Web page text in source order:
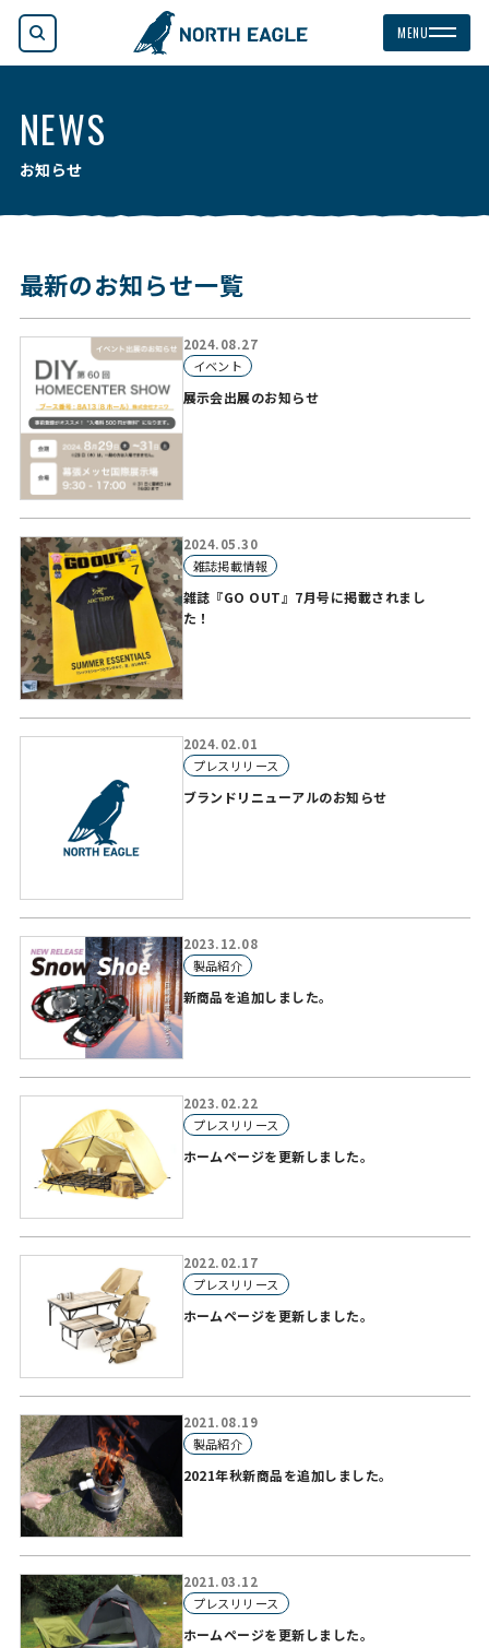
MENU検索
NEWS
お知らせ
最新のお知らせ一覧
2024.08.27
イベント
展示会出展のお知らせ
2024.05.30
雑誌掲載情報
雑誌『GO OUT』7月号に掲載されまし
た！
2024.02.01
プレスリリース
ブランドリニューアルのお知らせ
2023.12.08
製品紹介
新商品を追加しました。
2023.02.22
プレスリリース
ホームページを更新しました。
2022.02.17
プレスリリース
ホームページを更新しました。
2021.08.19
製品紹介
2021年秋新商品を追加しました。
2021.03.12
プレスリリース
ホームページを更新しました。